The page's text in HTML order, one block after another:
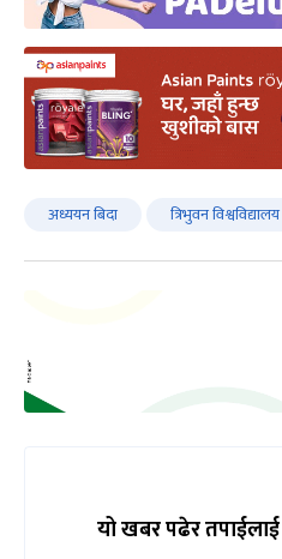
अध्ययन बिदा त्रिभुवन विश्वविद्यालय
यो खबर पढेर